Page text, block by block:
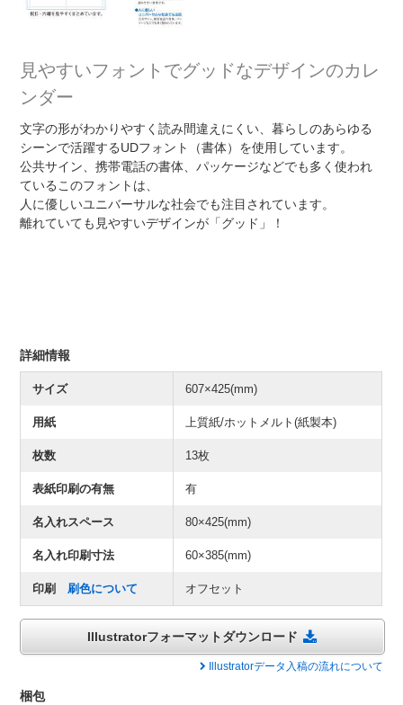
見やすいフォントでグッドなデザインのカレ
ンダー
文字の形がわかりやすく読み間違えにくい、暮らしのあらゆる
シーンで活躍するUDフォント（書体）を使用しています。
公共サイン、携帯電話の書体、パッケージなどでも多く使われ
ているこのフォントは、
人に優しいユニバーサルな社会でも注目されています。
離れていても見やすいデザインが「グッド」！
詳細情報
サイズ 607×425(mm)
用紙 上質紙/ホットメルト(紙製本)
枚数 13枚
表紙印刷の有無 有
名入れスペース 80×425(mm)
名入れ印刷寸法 60×385(mm)
印刷刷色について オフセット
Illustratorフォーマットダウンロード
Illustratorデータ入稿の流れについて
梱包